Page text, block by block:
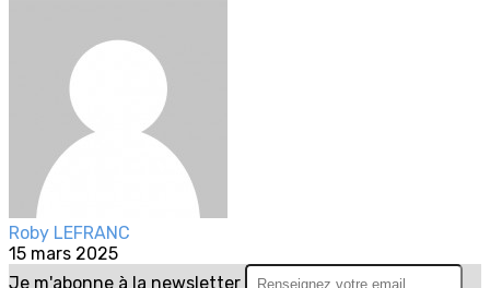
Roby LEFRANC
15 mars 2025
Je m'abonne à la newsletter